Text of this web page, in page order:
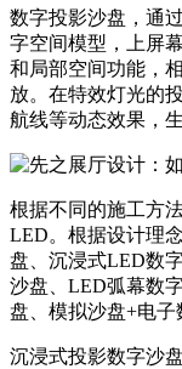
数字投影沙盘，通
字空间模型，上屏
和局部空间功能，
放。在特效灯光的
航线等动态效果，
根据不同的施工方
LED。根据设计理
盘、沉浸式LED数
沙盘、LED弧幕数
盘、模拟沙盘+电子
沉浸式投影数字沙